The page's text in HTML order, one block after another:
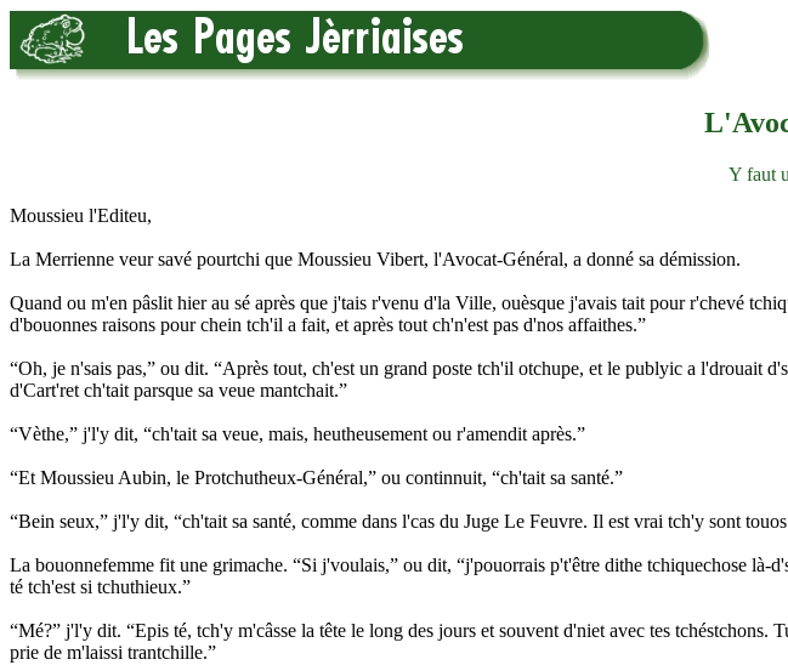
Y faut
Moussieu l'Editeu,
La Merrienne veur savé pourtchi que Moussieu Vibert, l'Avocat-Général, a donné sa démission.
Quand ou m'en pâslit hier au sé après que j'tais r'venu d'la Ville, ouèsque j'avais tait pour r'chevé
d'bouonnes raisons pour chein tch'il a fait, et après tout ch'n'est pas d'nos affaithes.”
“Oh, je n'sais pas,” ou dit. “Après tout, ch'est un grand poste tch'il otchupe, et le publyic a l'drouait
d'Cart'ret ch'tait parsque sa veue mantchait.”
“Vèthe,” j'l'y dit, “ch'tait sa veue, mais, heutheusement ou r'amendit après.”
“Et Moussieu Aubin, le Protchutheux-Général,” ou continnuit, “ch'tait sa santé.”
“Bein seux,” j'l'y dit, “ch'tait sa santé, comme dans l'cas du Juge Le Feuvre. Il est vrai tch'y sont
La bouonnefemme fit une grimache. “Si j'voulais,” ou dit, “j'pouorrais p't'être dithe tchiquechose là-
té tch'est si tchuthieux.”
“Mé?” j'l'y dit. “Epis té, tch'y m'câsse la tête le long des jours et souvent d'niet avec tes
prie de m'laissi trantchille.”